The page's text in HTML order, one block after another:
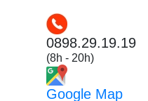
0898.29.19.19
(8h - 20h)
Google Map